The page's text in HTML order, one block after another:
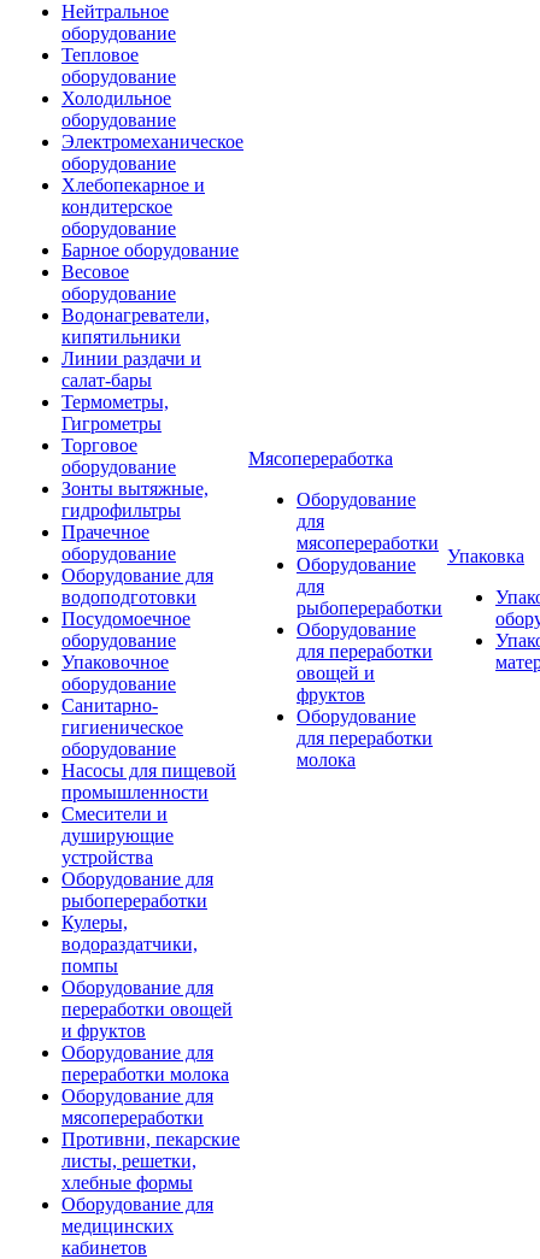
Нейтральное
оборудование
Тепловое
оборудование
Холодильное
оборудование
Электромеханическое
оборудование
Хлебопекарное и
кондитерское
оборудование
Барное оборудование
Весовое
оборудование
Водонагреватели,
кипятильники
Линии раздачи и
салат-бары
Термометры,
Гигрометры
Торговое
оборудование
Зонты вытяжные,
гидрофильтры
Прачечное
оборудование
Оборудование для
водоподготовки
Посудомоечное
оборудование
Упаковочное
оборудование
Санитарно-
гигиеническое
оборудование
Насосы для пищевой
промышленности
Смесители и
душирующие
устройства
Оборудование для
рыбопереработки
Кулеры,
водораздатчики,
помпы
Оборудование для
переработки овощей
и фруктов
Оборудование для
переработки молока
Оборудование для
мясопереработки
Противни, пекарские
листы, решетки,
хлебные формы
Оборудование для
медицинских
кабинетов
Мясопереработка
Оборудование
для
мясопереработки
Оборудование
для
рыбопереработки
Оборудование
для переработки
овощей и
фруктов
Оборудование
для переработки
молока
Упаковка